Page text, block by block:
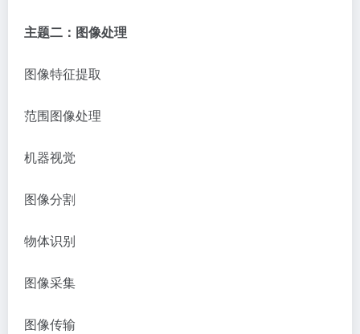
主题二：图像处理
图像特征提取
范围图像处理
机器视觉
图像分割
物体识别
图像采集
图像传输